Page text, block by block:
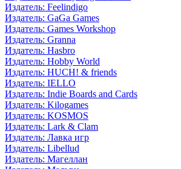
Издатель: Feelindigo
Издатель: GaGa Games
Издатель: Games Workshop
Издатель: Granna
Издатель: Hasbro
Издатель: Hobby World
Издатель: HUCH! & friends
Издатель: IELLO
Издатель: Indie Boards and Cards
Издатель: Kilogames
Издатель: KOSMOS
Издатель: Lark & Clam
Издатель: Лавка игр
Издатель: Libellud
Издатель: Магеллан